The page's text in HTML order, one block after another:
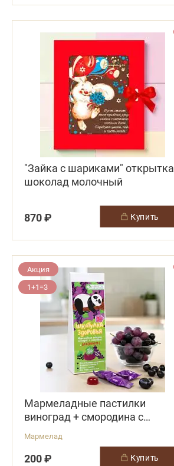
"Зайка с шариками" открытка
шоколад молочный
870 ₽ купить
Акция
1+1=3
Мармеладные пастилки
виноград + смородина с
витамином С
Мармелад
200 ₽ купить